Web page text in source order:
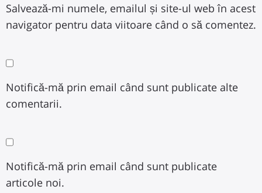
Salvează-mi numele, emailul și site-ul web în acest
navigator pentru data viitoare când o să comentez.
Notifică-mă prin email când sunt publicate alte
comentarii.
Notifică-mă prin email când sunt publicate
articole noi.